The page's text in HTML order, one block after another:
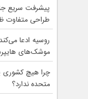
طراحی متفاوت
موشک‌های
چرا هیچ کشوری
متحده ندارد؟